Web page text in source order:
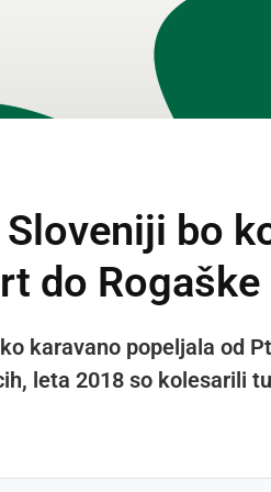
bo
do
karavano popeljala od
leta 2018 so kolesarili